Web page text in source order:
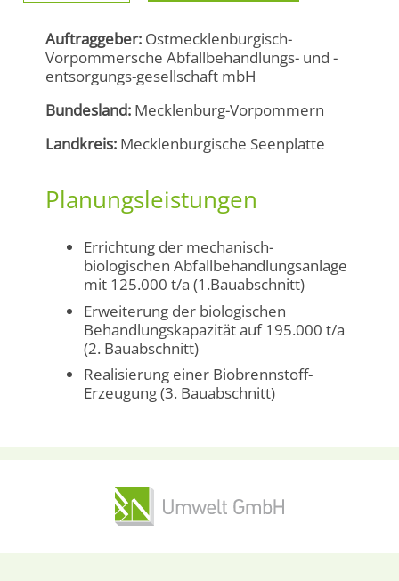
Auftraggeber: Ostmecklenburgisch-
Vorpommersche Abfallbehandlungs- und -
entsorgungs-gesellschaft mbH
Bundesland: Mecklenburg-Vorpommern
Landkreis: Mecklenburgische Seenplatte
Planungsleistungen
Errichtung der mechanisch-
biologischen Abfallbehandlungsanlage
mit 125.000 t/a (1.Bauabschnitt)
Erweiterung der biologischen
Behandlungskapazität auf 195.000 t/a
(2. Bauabschnitt)
Realisierung einer Biobrennstoff-
Erzeugung (3. Bauabschnitt)